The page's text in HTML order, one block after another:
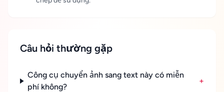
Câu hỏi thường gặp
Công cụ chuyển ảnh sang text này có miễn
phí không?
+